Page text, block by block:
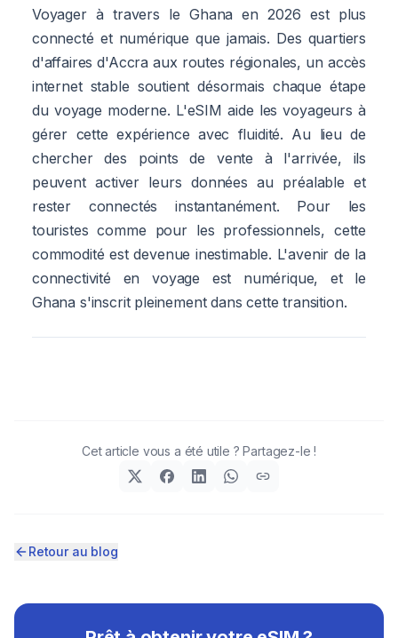
Voyager à travers le Ghana en 2026 est plus
connecté et numérique que jamais. Des quartiers
d'affaires d'Accra aux routes régionales, un accès
internet stable soutient désormais chaque étape
du voyage moderne. L'eSIM aide les voyageurs à
gérer cette expérience avec fluidité. Au lieu de
chercher des points de vente à l'arrivée, ils
peuvent activer leurs données au préalable et
rester connectés instantanément. Pour les
touristes comme pour les professionnels, cette
commodité est devenue inestimable. L'avenir de la
connectivité en voyage est numérique, et le
Ghana s'inscrit pleinement dans cette transition.
Cet article vous a été utile ? Partagez-le !
Retour au blog